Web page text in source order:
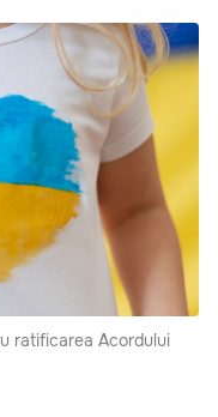
ratificarea Acordului